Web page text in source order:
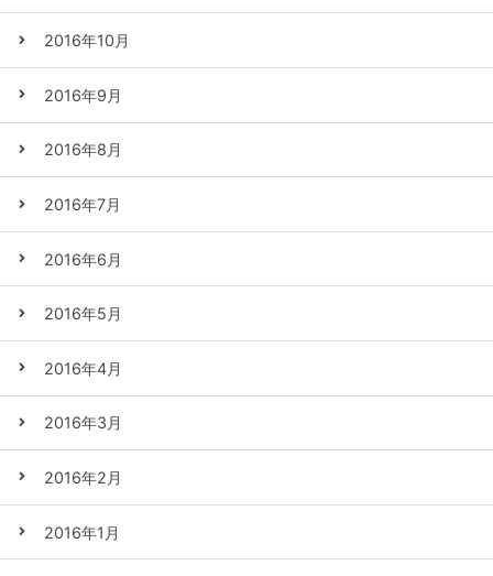
2016年10月
2016年9月
2016年8月
2016年7月
2016年6月
2016年5月
2016年4月
2016年3月
2016年2月
2016年1月